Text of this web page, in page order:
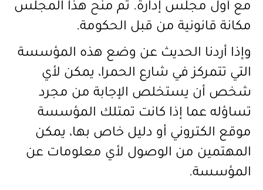
مع أول مجلس إدارة. تم منح هذا المجلس
مكانة قانونية من قبل الحكومة.
وإذا أردنا الحديث عن وضع هذه المؤسسة
التي تتمركز في شارع الحمرا، يمكن لأي
شخص أن يستخلص الإجابة من مجرد
تساؤله عما إذا كانت تمتلك المؤسسة
موقع الكتروني أو دليل خاص بها، يمكن
المهتمين من الوصول لأي معلومات عن
المؤسسة.